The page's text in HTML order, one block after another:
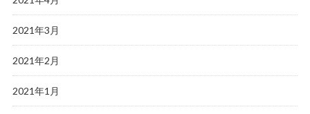
2021年3月
2021年2月
2021年1月